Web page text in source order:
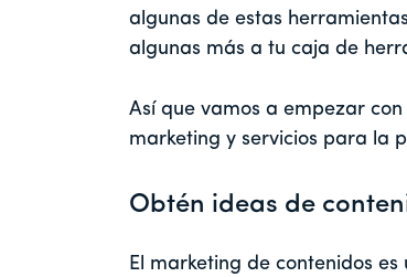
algunas de estas
algunas más a tu caja de
Así que vamos a empezar
marketing y servicios para la
Obtén ideas de
El marketing de contenidos